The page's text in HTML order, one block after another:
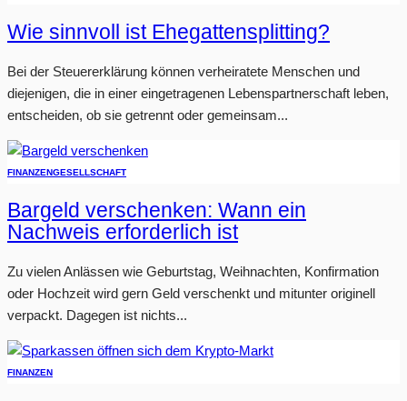
Wie sinnvoll ist Ehegattensplitting?
Bei der Steuererklärung können verheiratete Menschen und
diejenigen, die in einer eingetragenen Lebenspartnerschaft leben,
entscheiden, ob sie getrennt oder gemeinsam...
FINANZENGESELLSCHAFT
Bargeld verschenken: Wann ein
Nachweis erforderlich ist
Zu vielen Anlässen wie Geburtstag, Weihnachten, Konfirmation
oder Hochzeit wird gern Geld verschenkt und mitunter originell
verpackt. Dagegen ist nichts...
FINANZEN